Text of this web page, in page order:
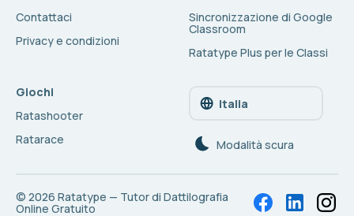
Contattaci
Privacy e condizioni
Sincronizzazione di Google
Classroom
Ratatype Plus per le Classi
Giochi
Ratashooter
Ratarace
Italia
Modalità scura
© 2026 Ratatype — Tutor di Dattilografia
Online Gratuito